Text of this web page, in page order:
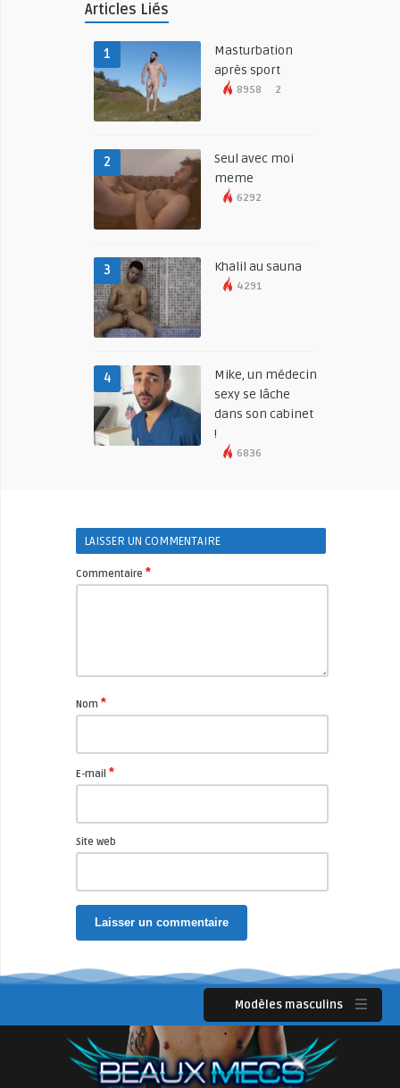
Articles Liés
1
Masturbation
après sport
8958 2
2
Seul avec moi
meme
6292
3 Khalil au sauna
4291
4
Mike, un médecin
sexy se lâche
dans son cabinet
!
6836
LAISSER UN COMMENTAIRE
Commentaire *
Nom *
E-mail *
Site web
Modèles masculins